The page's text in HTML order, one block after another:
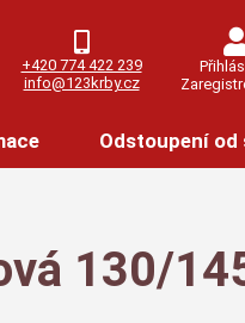
+420 774 422 239
info@123krby.cz
Odstoupení od
130/